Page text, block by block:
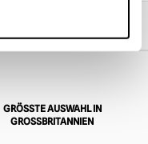
GRÖSSTE AUSWAHL IN G
ROSSBRITANNIEN